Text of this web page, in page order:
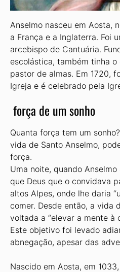
Anselmo nasceu em Aosta,
a França e a Inglaterra. Foi
arcebispo de Cantuária.
escolástica, também tinha
pastor de almas. Em 1720,
Igreja e é celebrado pela
força de um sonho
Quanta força tem um
vida de Santo Anselmo,
força.
Uma noite, quando
que Deus que o convidava
altos Alpes, onde lhe daria
comer. Desde então, a vida
voltada a “elevar a mente à
Este objetivo foi levado
abnegação, apesar das
Nascido em Aosta, em